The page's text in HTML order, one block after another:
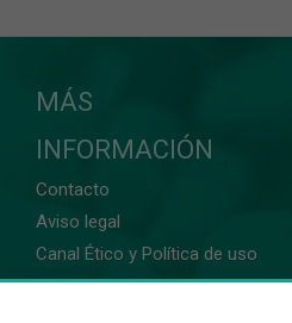
MÁS
INFORMACIÓN
Contacto
Aviso legal
Canal Ético y Política de uso